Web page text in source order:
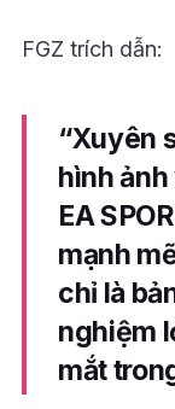
FGZ trích dẫn:
“Xuyên
hình
EA
mạnh
chỉ là
nghiệm
mắt